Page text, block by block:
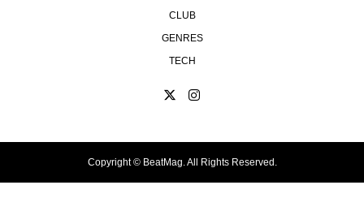
CLUB
GENRES
TECH
Copyright ©BeatMag. All Rights Reserved.